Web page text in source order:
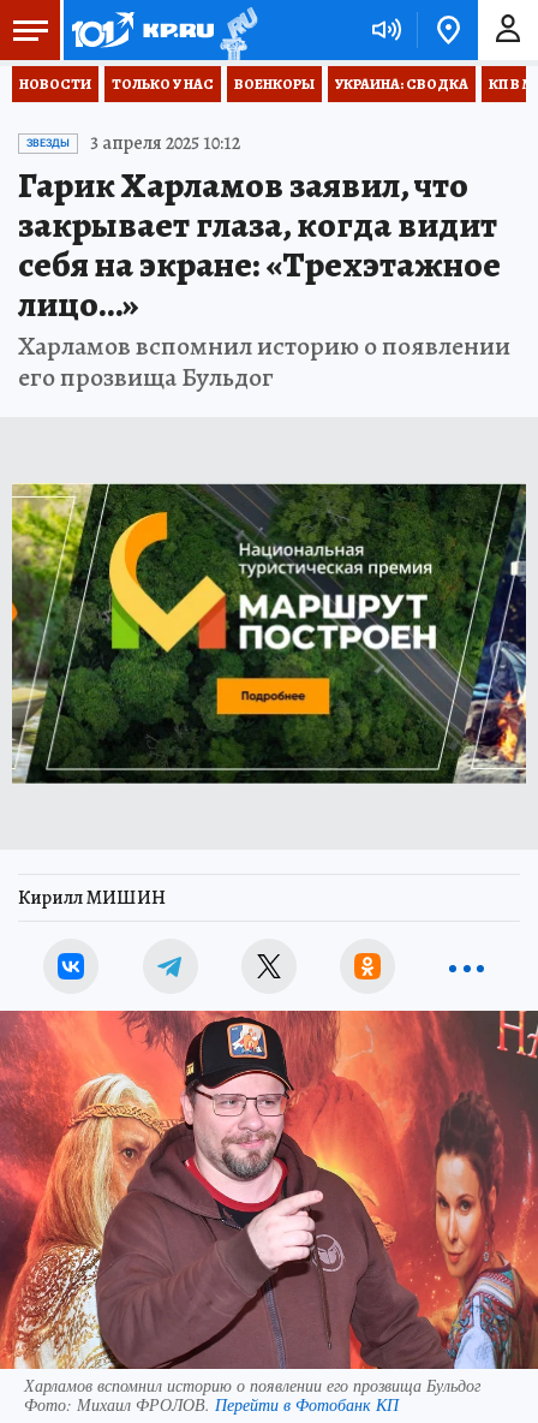
НОВОСТИ ТОЛЬКО У НАС ВОЕНКОРЫ УКРАИНА: СВОДКА КП В
ЗВЕЗДЫ 3 апреля 2025 10:12
Гарик Харламов заявил, что
закрывает глаза, когда видит
себя на экране: «Трехэтажное
лицо…»
Харламов вспомнил историю о появлении
его прозвища Бульдог
Кирилл МИШИН
Харламов вспомнил историю о появлении его прозвища Бульдог
Фото: Михаил ФРОЛОВ. Перейти в Фотобанк КП